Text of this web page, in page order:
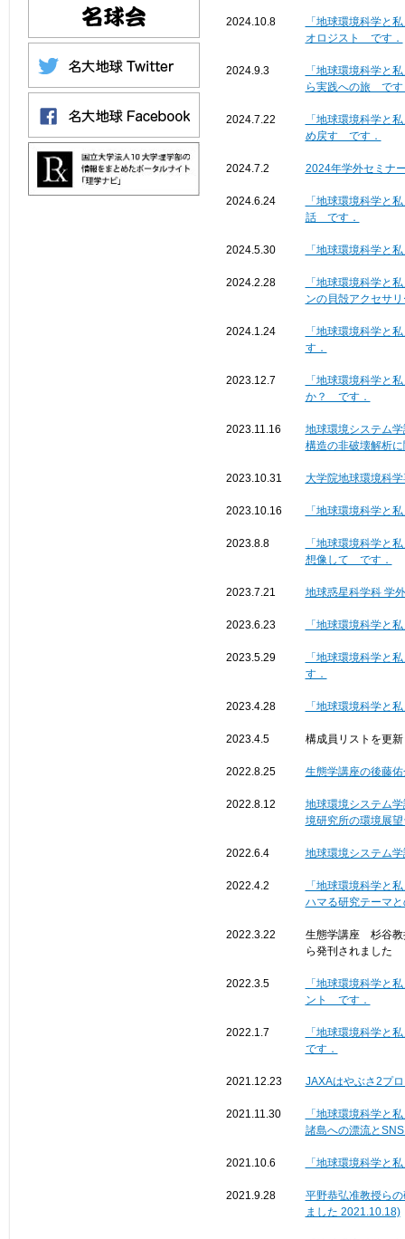
2024.10.8
「地球環境科学
オロジスト です．
2024.9.3
「地球環境科学
ら実践への旅 です
2024.7.22
「地球環境科学と
め戻す です．
2024.7.2 2024年学外セミナ
2024.6.24
「地球環境科学と
話 です．
2024.5.30 「地球環境科学
2024.2.28
「地球環境科学と
ンの貝殻アクセサ
2024.1.24
「地球環境科学
す．
2023.12.7
「地球環境科学
か？ です．
2023.11.16
地球環境システム
構造の非破壊解析
2023.10.31 大学院地球環境科
2023.10.16 「地球環境科学
2023.8.8
「地球環境科学と
想像して です．
2023.7.21 地球惑星科学科 学
2023.6.23 「地球環境科学
2023.5.29
「地球環境科学
す．
2023.4.28 「地球環境科学
2023.4.5 構成員リストを更
2022.8.25 生態学講座の後藤
2022.8.12
地球環境システム
境研究所の環境展
2022.6.4 地球環境システム
2022.4.2
「地球環境科学
ハマる研究テーマ
2022.3.22
生態学講座 杉谷教
ら発刊されました
2022.3.5
「地球環境科学と
ント です．
2022.1.7
「地球環境科学
です．
2021.12.23 JAXAはやぶさ2プ
2021.11.30
「地球環境科学
諸島への漂流と
2021.10.6 「地球環境科学と
2021.9.28
平野恭弘准教授ら
ました 2021.10.18)